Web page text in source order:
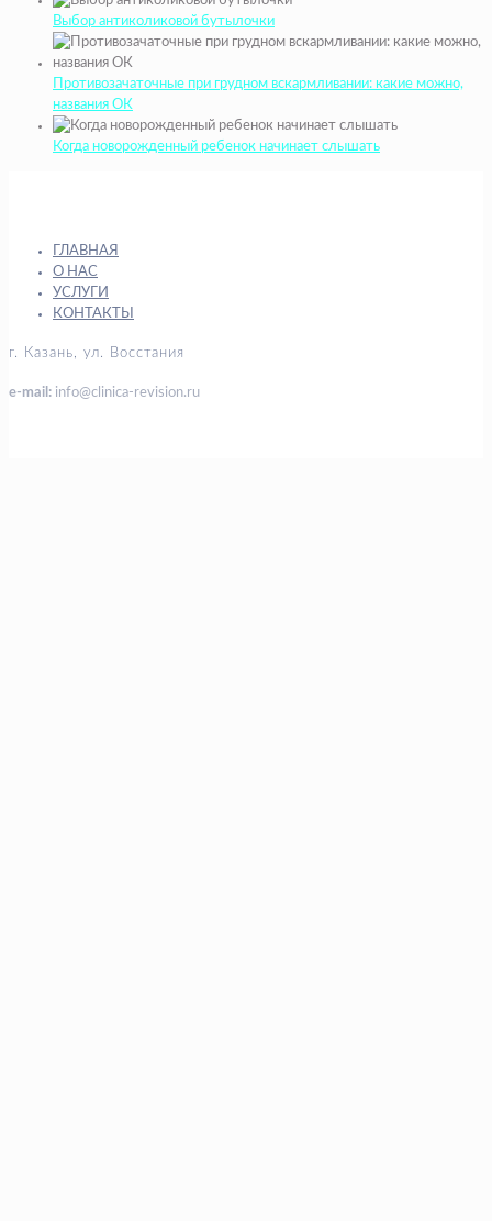
Выбор антиколиковой бутылочки
Противозачаточные при грудном вскармливании: какие можно,
названия ОК
Когда новорожденный ребенок начинает слышать
ГЛАВНАЯ
О НАС
УСЛУГИ
КОНТАКТЫ
г. Казань, ул. Восстания
e-mail: info@clinica-revision.ru